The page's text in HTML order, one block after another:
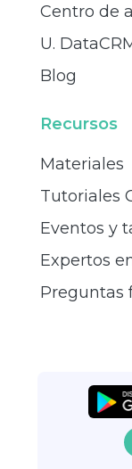
Centro de
U.
Blog
Recursos
Materiales
Tutoriales
Eventos y
Expertos
Preguntas